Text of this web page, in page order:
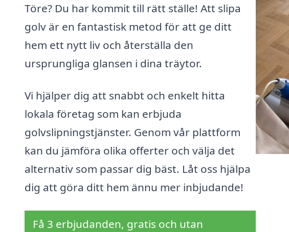
Töre? Du har kommit till rätt ställe! Att slipa
golv är en fantastisk metod för att ge ditt
hem ett nytt liv och återställa den
ursprungliga glansen i dina träytor.
Vi hjälper dig att snabbt och enkelt hitta
lokala företag som kan erbjuda
golvslipningstjänster. Genom vår plattform
kan du jämföra olika offerter och välja det
alternativ som passar dig bäst. Låt oss hjälpa
dig att göra ditt hem ännu mer inbjudande!
Få 3 erbjudanden, gratis och utan